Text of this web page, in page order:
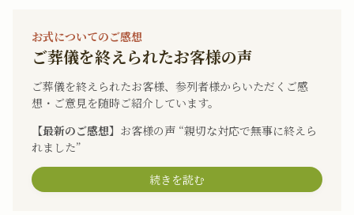
お式についてのご感想
ご葬儀を終えられたお客様の声
ご葬儀を終えられたお客様、参列者様からいただくご感
想・ご意見を随時ご紹介しています。
【最新のご感想】 お客様の声 “親切な対応で無事に終えら
れました”
続きを読む